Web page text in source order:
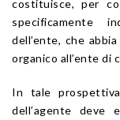
costituisce, per
specificamente
dell’ente, che
organico all’ente di
In tale
dell’agente deve